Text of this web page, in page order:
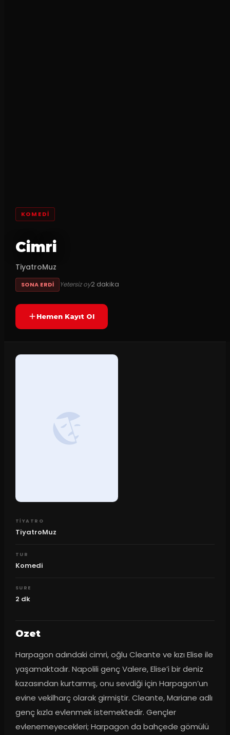
KOMEDI
Cimri
TiyatroMuz
SONA ERDI Yetersiz oy2 dakika
Hemen Kayıt Ol
TIYATRO
TiyatroMuz
TUR
Komedi
SURE
2 dk
Ozet
Harpagon adındaki cimri, oğlu Cleante ve kızı Elise ile
yaşamaktadır. Napolili genç Valere, Elise’i bir deniz
kazasından kurtarmış, onu sevdiği için Harpagon’un
evine vekilharç olarak girmiştir. Cleante, Mariane adlı
genç kızla evlenmek istemektedir. Gençler
evlenemeyecekleri; Harpagon da bahçede gömülü